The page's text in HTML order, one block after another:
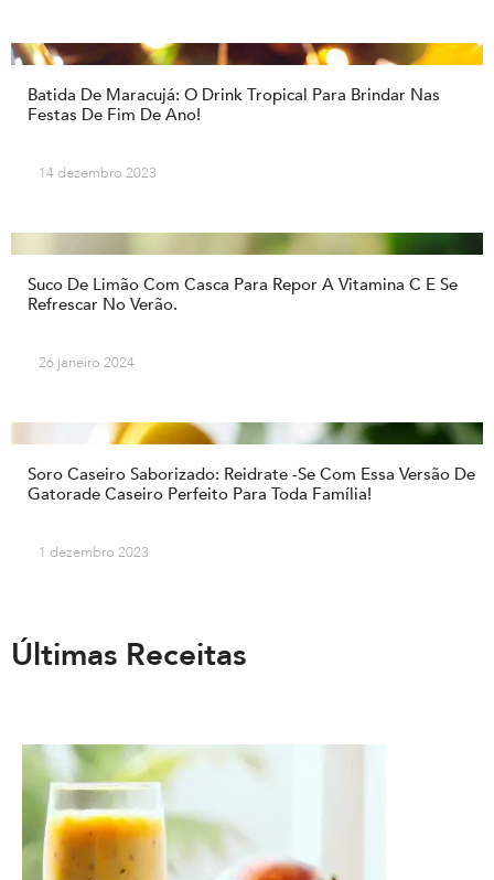
Batida De Maracujá: O Drink Tropical Para Brindar Nas
Festas De Fim De Ano!
14 dezembro 2023
Suco De Limão Com Casca Para Repor A Vitamina C E Se
Refrescar No Verão.
26 janeiro 2024
Soro Caseiro Saborizado: Reidrate -se Com Essa Versão De
Gatorade Caseiro Perfeito Para Toda Família!
1 dezembro 2023
Últimas Receitas